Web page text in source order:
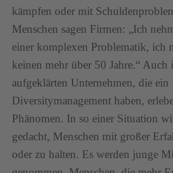
kämpfen oder mit
Menschen sagen Firmen: „Ich
einer komplexen Problematik, ich
keinen mehr über 50 Jahre.“ Auch
aufgeklärten Unternehmen, die ein
Diversitymanagement haben,
Phänomen. In so einer Situation
gedacht, Menschen mit großer
oder zu halten. Es werden junge